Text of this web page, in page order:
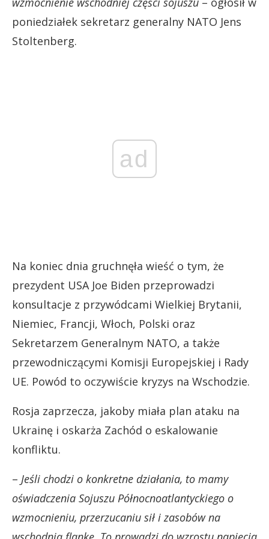
poniedziałek sekretarz generalny NATO Jens
Stoltenberg.
ad
Na koniec dnia gruchnęła wieść o tym, że
prezydent USA Joe Biden przeprowadzi
konsultacje z przywódcami Wielkiej Brytanii,
Niemiec, Francji, Włoch, Polski oraz
Sekretarzem Generalnym NATO, a także
przewodniczącymi Komisji Europejskiej i Rady
UE. Powód to oczywiście kryzys na Wschodzie.
Rosja zaprzecza, jakoby miała plan ataku na
Ukrainę i oskarża Zachód o eskalowanie
konfliktu.
– Jeśli chodzi o konkretne działania, to mamy
oświadczenia Sojuszu Północnoatlantyckiego o
wzmocnieniu, przerzucaniu sił i zasobów na